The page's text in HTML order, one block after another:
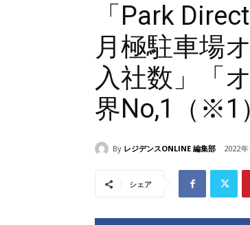
「Park
月極駐車場
入社数」「
界No,1（※1
By レジデンスONLINE 編集部 2022
シェア